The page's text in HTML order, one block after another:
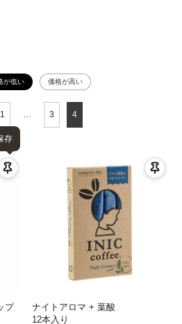
が低い 価格が高い
1 … 3 4
存
プ
ナイトアロマ + 葉酸
12本入り